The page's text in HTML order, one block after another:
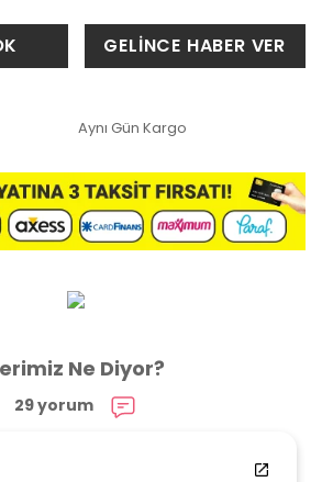
GELİNCE HABER VER
Aynı Gün Kargo
Ne Diyor?
29 yorum